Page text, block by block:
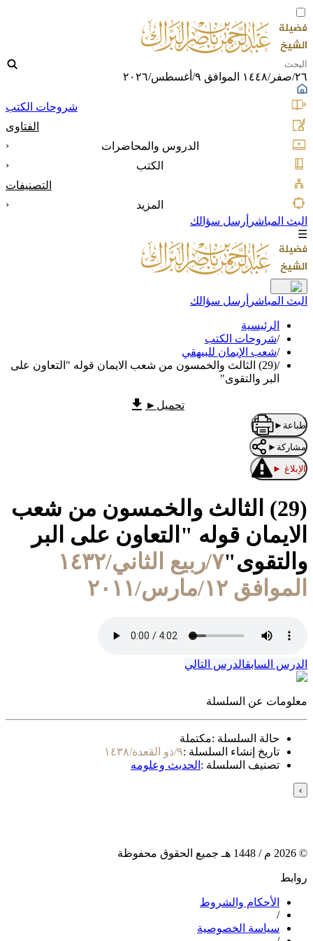
٢٦/صفر/١٤٤٨ الموافق ٩/أغسطس/٢٠٢٦
شروحات الكتب
الفتاوى
الدروس والمحاضرات
‹
الكتب
‹
التصنيفات
المزيد
‹
البث المباشر أرسل سؤالك
☰
البث المباشر أرسل سؤالك
الرئيسية
/شروحات الكتب
/شعب الإيمان للبيهقي
/
(29) الثالث والخمسون من شعب الايمان قوله "التعاون على
البر والتقوى"
تحميل ►
طباعة ►
مشاركة ►
الإبلاغ ►
(29) الثالث والخمسون من شعب
الايمان قوله "التعاون على البر
والتقوى"
٧/ربيع الثاني/١٤٣٢
الموافق ١٢/مارس/٢٠١١
الدرس السابقالدرس التالي
معلومات عن السلسلة
حالة السلسلة :مكتملة
تاريخ إنشاء السلسلة :٩/ذو القعدة/١٤٣٨
تصنيف السلسلة : الحديث وعلومه
›
©
2026 م / 1448 هـ جميع الحقوق محفوظة
روابط
الأحكام والشروط
/
سياسة الخصوصية